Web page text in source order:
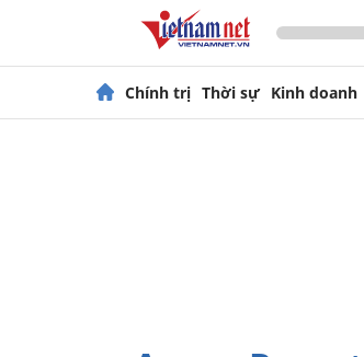
Chính trị Thời sự Kinh doanh